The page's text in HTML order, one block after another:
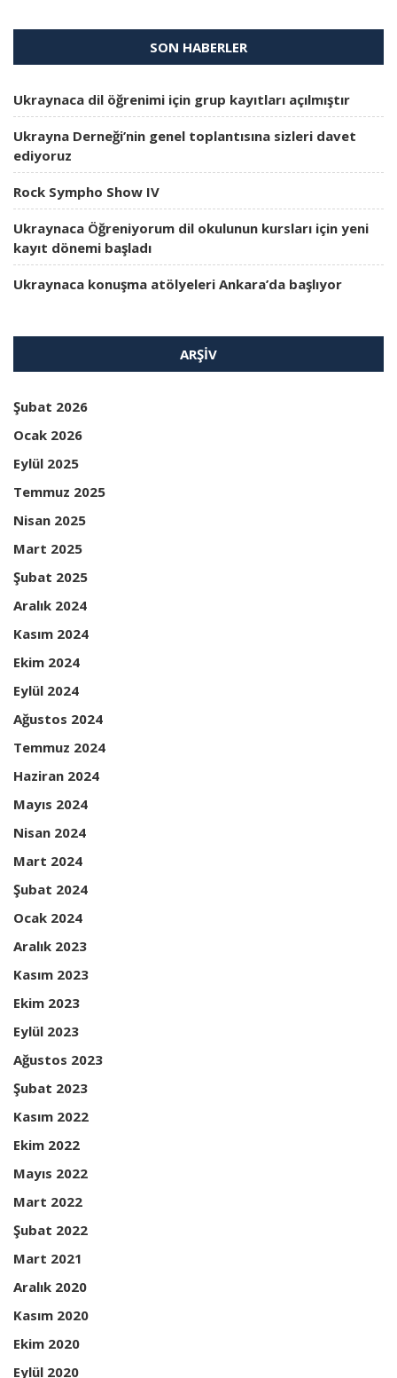
SON HABERLER
Ukraynaca dil öğrenimi için grup kayıtları açılmıştır
Ukrayna Derneği’nin genel toplantısına sizleri davet
ediyoruz
Rock Sympho Show IV
Ukraynaca Öğreniyorum dil okulunun kursları için yeni
kayıt dönemi başladı
Ukraynaca konuşma atölyeleri Ankara’da başlıyor
ARŞIV
Şubat 2026
Ocak 2026
Eylül 2025
Temmuz 2025
Nisan 2025
Mart 2025
Şubat 2025
Aralık 2024
Kasım 2024
Ekim 2024
Eylül 2024
Ağustos 2024
Temmuz 2024
Haziran 2024
Mayıs 2024
Nisan 2024
Mart 2024
Şubat 2024
Ocak 2024
Aralık 2023
Kasım 2023
Ekim 2023
Eylül 2023
Ağustos 2023
Şubat 2023
Kasım 2022
Ekim 2022
Mayıs 2022
Mart 2022
Şubat 2022
Mart 2021
Aralık 2020
Kasım 2020
Ekim 2020
Eylül 2020